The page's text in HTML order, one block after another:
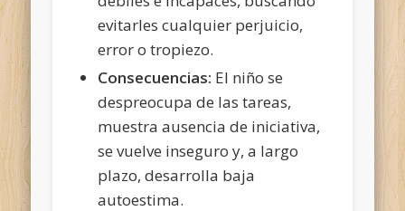
evitarles cualquier perjuicio,
error o tropiezo.
Consecuencias: El niño se
despreocupa de las tareas,
muestra ausencia de iniciativa,
se vuelve inseguro y, a largo
plazo, desarrolla baja
autoestima.